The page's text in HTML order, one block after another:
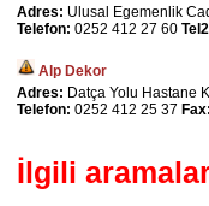
Adres: Ulusal Egemenlik
Telefon: 0252 412 27 60
Alp Dekor
Adres: Datça Yolu Hastane
Telefon: 0252 412 25 37 Fax:
İlgili